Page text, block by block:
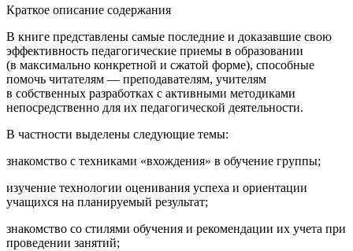
Краткое описание содержания
В книге представлены самые последние и доказавшие свою
эффективность педагогические приемы в образовании
(в максимально конкретной и сжатой форме), способные
помочь читателям — преподавателям, учителям
в собственных разработках с активными методиками
непосредственно для их педагогической деятельности.
В частности выделены следующие темы:
знакомство с техниками «вхождения» в обучение группы;
изучение технологии оценивания успеха и ориентации
учащихся на планируемый результат;
знакомство со стилями обучения и рекомендации их учета при
проведении занятий;